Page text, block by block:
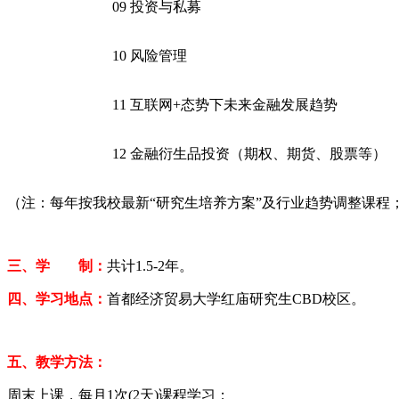
09 投资与私募
10 风险管理
11 互联网+态势下未来金融发展趋势
12 金融衍生品投资（期权、期货、股票等）
（注：每年按我校最新“研究生培养方案”及行业趋势调整课程
三、学 制： 共计1.5-2年。
四、学习地点： 首都经济贸易大学红庙研究生CBD校区。
五、教学方法：
周末上课，每月1次(2天)课程学习；